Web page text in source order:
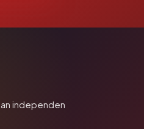
independen